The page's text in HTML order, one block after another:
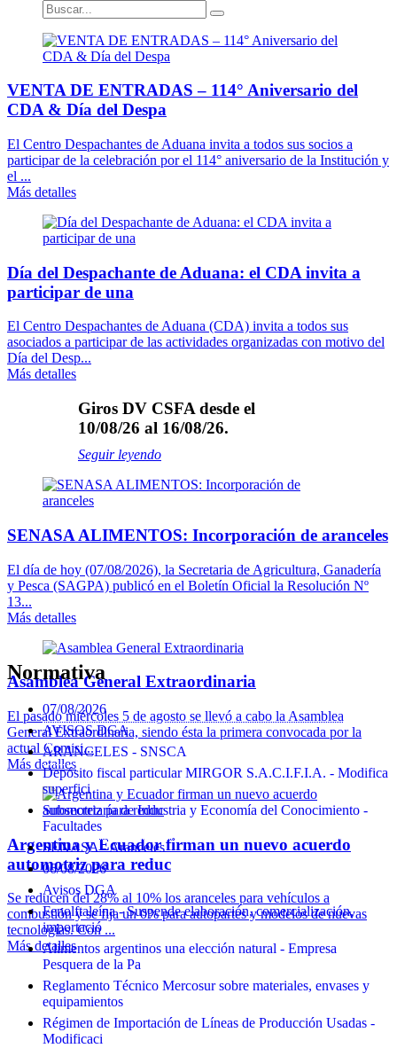
VENTA DE ENTRADAS – 114° Aniversario del
CDA & Día del Despa
El Centro Despachantes de Aduana invita a todos sus socios a
participar de la celebración por el 114° aniversario de la Institución y
el ...
Más detalles
Día del Despachante de Aduana: el CDA invita a
participar de una
El Centro Despachantes de Aduana (CDA) invita a todos sus
asociados a participar de las actividades organizadas con motivo del
Día del Desp...
Más detalles
Giros DV CSFA desde el
10/08/26 al 16/08/26.
Seguir leyendo
SENASA ALIMENTOS: Incorporación de aranceles
El día de hoy (07/08/2026), la Secretaria de Agricultura, Ganadería
y Pesca (SAGPA) publicó en el Boletín Oficial la Resolución Nº
13...
Más detalles
Asamblea General Extraordinaria
El pasado miércoles 5 de agosto se llevó a cabo la Asamblea
General Extraordinaria, siendo ésta la primera convocada por la
actual Comisi...
Más detalles
Argentina y Ecuador firman un nuevo acuerdo
automotriz para reduc
Se reducen del 28% al 10% los aranceles para vehículos a
combustión y se fija un 0% para autopartes y modelos de nuevas
tecnologías. Con ...
Más detalles
Normativa
07/08/2026
AVISOS DGA
ARANCELES - SNSCA
Depósito fiscal particular MIRGOR S.A.C.I.F.I.A. - Modifica
superfici
Subsecretaría de Industria y Economía del Conocimiento -
Facultades
SENASA - Aranceles
06/08/2026
Avisos DGA
Fenolftaleína - Suspende elaboración, comercialización,
importació
Alimentos argentinos una elección natural - Empresa
Pesquera de la Pa
Reglamento Técnico Mercosur sobre materiales, envases y
equipamientos
Régimen de Importación de Líneas de Producción Usadas -
Modificaci